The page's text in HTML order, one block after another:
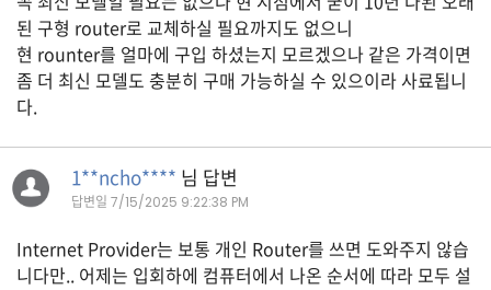
다
.
S
K
미
에
된 구형 router로 교체하실 필요까지도 없으니
현 rounter를 얼마에 구입 하셨는지 모르겠으나 같은 가격이면
좀 더 최신 모델도 충분히 구매 가능하실 수 있으이라 사료됩니
다.
1**ncho**** 님 답변
답변일 7/15/2025 9:22:38 PM
Internet Provider는 보통 개인 Router를 쓰면 도와주지 않습
니다만.. 어제는 입회하에 컴퓨터에서 나온 순서에 따라 모두 설